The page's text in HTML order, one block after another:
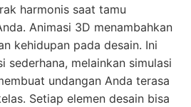
harmonis saat tamu
Animasi 3D menambahkan
kehidupan pada desain. Ini
sederhana, melainkan simulasi
undangan Anda terasa
Setiap elemen desain bisa